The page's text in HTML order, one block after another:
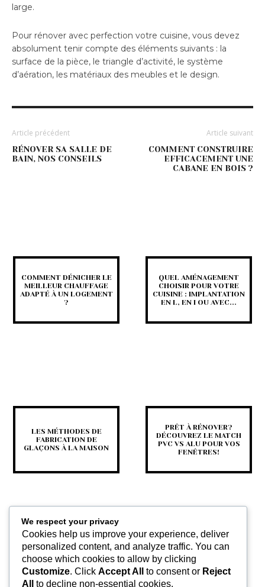
large.
Pour rénover avec perfection votre cuisine, vous devez
absolument tenir compte des éléments suivants : la
surface de la pièce, le triangle d’activité, le système
d’aération, les matériaux des meubles et le design.
Article précédent
RÉNOVER SA SALLE DE
BAIN, NOS CONSEILS
Article suivant
COMMENT CONSTRUIRE
EFFICACEMENT UNE
CABANE EN BOIS ?
COMMENT DÉNICHER LE
MEILLEUR CHAUFFAGE
ADAPTÉ À UN LOGEMENT
?
QUEL AMÉNAGEMENT
CHOISIR POUR VOTRE
CUISINE : IMPLANTATION
EN L, EN I OU AVEC...
LES MÉTHODES DE
FABRICATION DE
GLAÇONS À LA MAISON
PRÊT À RÉNOVER?
DÉCOUVREZ LE MATCH
PVC VS ALU POUR VOS
FENÊTRES!
COMMENT FAIRE APPEL À
We respect your privacy
Cookies help us improve your experience, deliver
personalized content, and analyze traffic. You can
choose which cookies to allow by clicking
Customize. Click Accept All to consent or Reject
All
to decline non-essential cookies.